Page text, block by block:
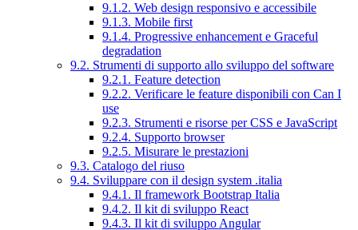
9.1.2. Web design responsivo e accessibile
9.1.3. Mobile first
9.1.4. Progressive enhancement e Graceful
degradation
9.2. Strumenti di supporto allo sviluppo del software
9.2.1. Feature detection
9.2.2. Verificare le feature disponibili con Can I
use
9.2.3. Strumenti e risorse per CSS e JavaScript
9.2.4. Supporto browser
9.2.5. Misurare le prestazioni
9.3. Catalogo del riuso
9.4. Sviluppare con il design system .italia
9.4.1. Il framework Bootstrap Italia
9.4.2. Il kit di sviluppo React
9.4.3. Il kit di sviluppo Angular